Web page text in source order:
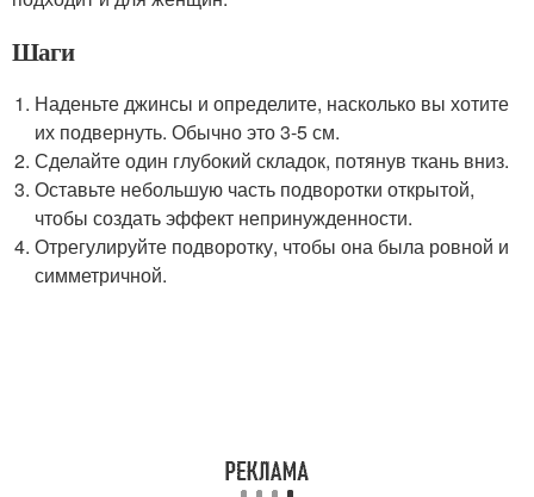
Шаги
Наденьте джинсы и определите, насколько вы хотите
их подвернуть. Обычно это 3-5 см.
Сделайте один глубокий складок, потянув ткань вниз.
Оставьте небольшую часть подворотки открытой,
чтобы создать эффект непринужденности.
Отрегулируйте подворотку, чтобы она была ровной и
симметричной.